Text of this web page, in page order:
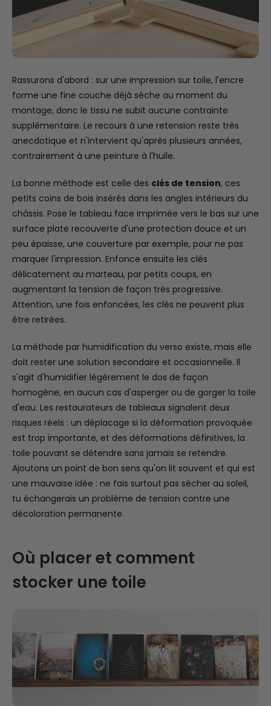
Rassurons d'abord : sur une impression sur toile, l'encre
forme une fine couche déjà sèche au moment du
montage, donc le tissu ne subit aucune contrainte
supplémentaire. Le recours à une retension reste très
anecdotique et n'intervient qu'après plusieurs années,
contrairement à une peinture à l'huile.
La bonne méthode est celle des clés de tension, ces
petits coins de bois insérés dans les angles intérieurs du
châssis. Pose le tableau face imprimée vers le bas sur une
surface plate recouverte d'une protection douce et un
peu épaisse, une couverture par exemple, pour ne pas
marquer l'impression. Enfonce ensuite les clés
délicatement au marteau, par petits coups, en
augmentant la tension de façon très progressive.
Attention, une fois enfoncées, les clés ne peuvent plus
être retirées.
La méthode par humidification du verso existe, mais elle
doit rester une solution secondaire et occasionnelle. Il
s'agit d'humidifier légèrement le dos de façon
homogène, en aucun cas d'asperger ou de gorger la toile
d'eau. Les restaurateurs de tableaux signalent deux
risques réels : un déplacage si la déformation provoquée
est trop importante, et des déformations définitives, la
toile pouvant se détendre sans jamais se retendre.
Ajoutons un point de bon sens qu'on lit souvent et qui est
une mauvaise idée : ne fais surtout pas sécher au soleil,
tu échangerais un problème de tension contre une
décoloration permanente.
Où placer et comment
stocker une toile